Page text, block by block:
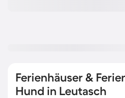
Ferienhäuser &
Hund in Leutasch